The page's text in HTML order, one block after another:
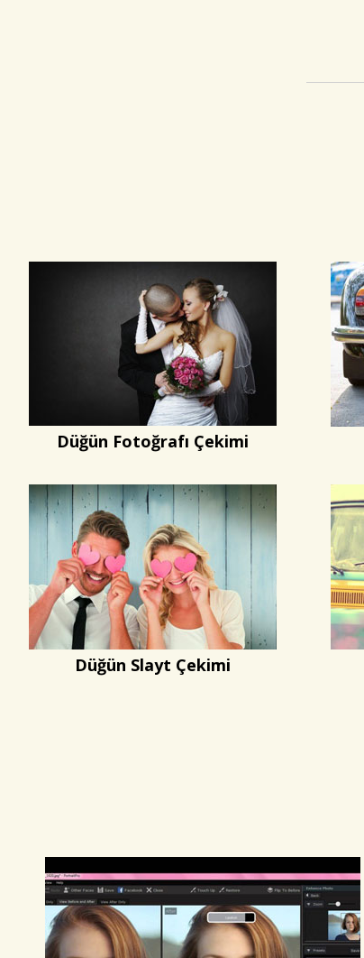
Düğün Fotoğrafı Çekimi
Düğün Slayt Çekimi